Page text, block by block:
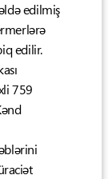
edilmiş
edilir.
759